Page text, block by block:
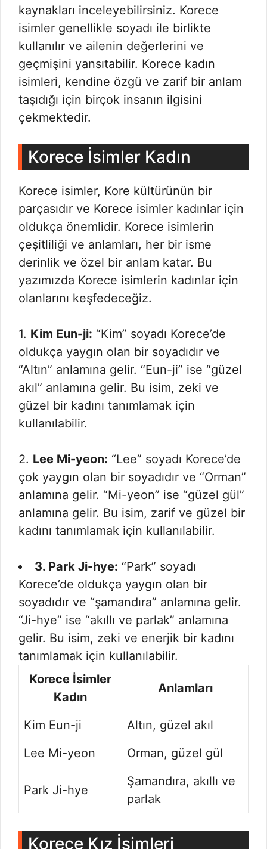
kaynakları inceleyebilirsiniz. Korece
isimler genellikle soyadı ile birlikte
kullanılır ve ailenin değerlerini ve
geçmişini yansıtabilir. Korece kadın
isimleri, kendine özgü ve zarif bir anlam
taşıdığı için birçok insanın ilgisini
çekmektedir.
Korece İsimler Kadın
Korece isimler, Kore kültürünün bir
parçasıdır ve Korece isimler kadınlar için
oldukça önemlidir. Korece isimlerin
çeşitliliği ve anlamları, her bir isme
derinlik ve özel bir anlam katar. Bu
yazımızda Korece isimlerin kadınlar için
olanlarını keşfedeceğiz.
1. Kim Eun-ji: “Kim” soyadı Korece’de
oldukça yaygın olan bir soyadıdır ve
“Altın” anlamına gelir. “Eun-ji” ise “güzel
akıl” anlamına gelir. Bu isim, zeki ve
güzel bir kadını tanımlamak için
kullanılabilir.
2. Lee Mi-yeon: “Lee” soyadı Korece’de
çok yaygın olan bir soyadıdır ve “Orman”
anlamına gelir. “Mi-yeon” ise “güzel gül”
anlamına gelir. Bu isim, zarif ve güzel bir
kadını tanımlamak için kullanılabilir.
3. Park Ji-hye: “Park” soyadı
Korece’de oldukça yaygın olan bir
soyadıdır ve “şamandıra” anlamına gelir.
“Ji-hye” ise “akıllı ve parlak” anlamına
gelir. Bu isim, zeki ve enerjik bir kadını
tanımlamak için kullanılabilir.
Korece İsimler
Kadın
Anlamları
Kim Eun-ji
Altın, güzel akıl
Lee Mi-yeon
Orman, güzel gül
Park Ji-hye
Şamandıra, akıllı ve
parlak
Korece Kız İsimleri